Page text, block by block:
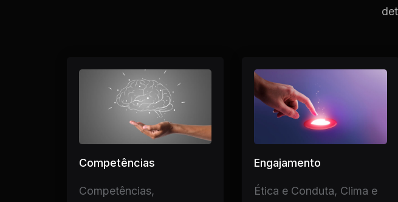
Competências
Competências,
Engajamento
Ética e Conduta, Clima e